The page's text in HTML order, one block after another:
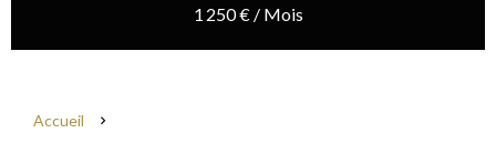
1 250 € / Mois
Accueil